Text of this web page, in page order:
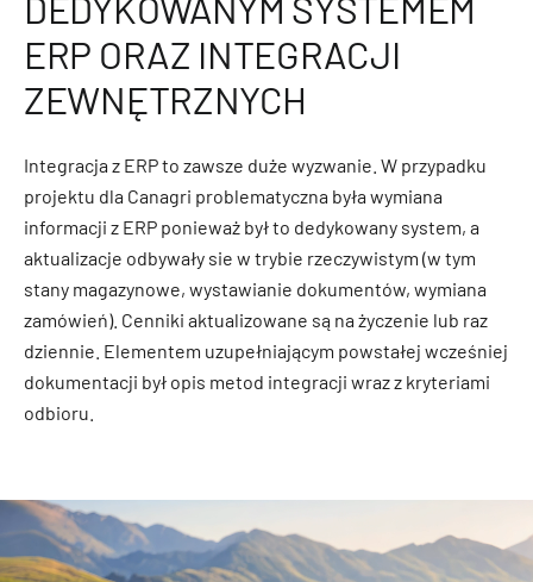
ERP ORAZ INTEGRACJI
ZEWNĘTRZNYCH
Integracja z ERP to zawsze duże wyzwanie. W przypadku
projektu dla Canagri problematyczna była wymiana
informacji z ERP ponieważ był to dedykowany system, a
aktualizacje odbywały sie w trybie rzeczywistym (w tym
stany magazynowe, wystawianie dokumentów, wymiana
zamówień). Cenniki aktualizowane są na życzenie lub raz
dziennie. Elementem uzupełniającym powstałej wcześniej
dokumentacji był opis metod integracji wraz z kryteriami
odbioru.